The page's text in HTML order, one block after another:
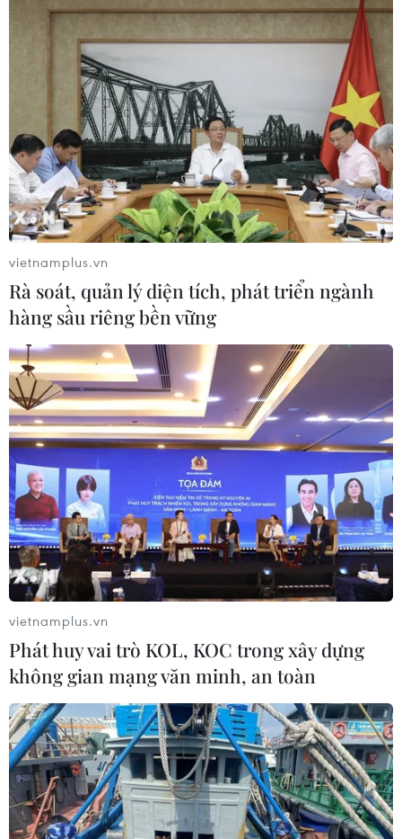
TIN CÙNG CHUYÊN MỤC
Intel phát hành 15 tỷ USD cổ phiếu để
mở rộng năng lực sản xuất chip AI
10/08/2026 14:46
Airbus và Boeing chạy đua tăng sản
lượng máy bay
10/08/2026 13:38
Các ETF bitcoin ghi nhận tuần hút
vốn mạnh nhất kể từ tháng 4/2026
10/08/2026 13:38
Dự trữ khí đốt châu Âu xuống thấp
nhất 5 năm
10/08/2026 13:37
Agribank dành gói tín dụng ưu đãi
70.000 tỷ đồng cho động lực tăng
trưởng
10/08/2026 12:59
Ấn Độ nhập khẩu dầu thô Nga cao kỷ
lục tháng thứ hai liên tiếp
10/08/2026 12:49
Việt Nam-Australia định hướng mở
vietnamplus.vn
Rà soát, quản lý diện tích, phát triển ngành
hàng sầu riêng bền vững
vietnamplus.vn
Phát huy vai trò KOL, KOC trong xây dựng
không gian mạng văn minh, an toàn